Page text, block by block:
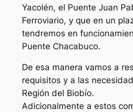
Yacolén, el Puente Juan
Ferroviario, y que en un
tendremos en
Puente Chacabuco.
De esa manera vamos a
requisitos y a las
Región del Biobío.
Adicionalmente a estos